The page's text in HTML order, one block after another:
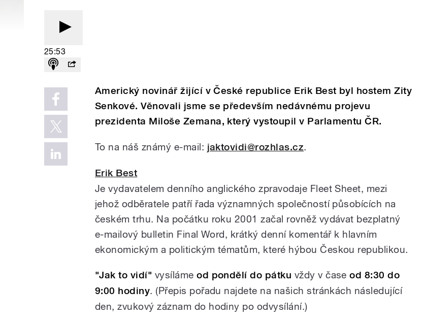
25:53
Americký novinář žijící v České republice Erik Best byl hostem Zity
Senkové. Věnovali jsme se především nedávnému projevu
prezidenta Miloše Zemana, který vystoupil v Parlamentu ČR.
To na náš známý e-mail: jaktovidi@rozhlas.cz.
Erik Best
Je vydavatelem denního anglického zpravodaje Fleet Sheet, mezi
jehož odběratele patří řada významných společností působících na
českém trhu. Na počátku roku 2001 začal rovněž vydávat bezplatný
e-mailový bulletin Final Word, krátký denní komentář k hlavním
ekonomickým a politickým tématům, které hýbou Českou republikou.
"Jak to vidí" vysílámeod pondělí do pátku vždy v čase od 8:30 do
9:00 hodiny. (Přepis pořadu najdete na našich stránkách následující
den, zvukový záznam do hodiny po odvysílání.)